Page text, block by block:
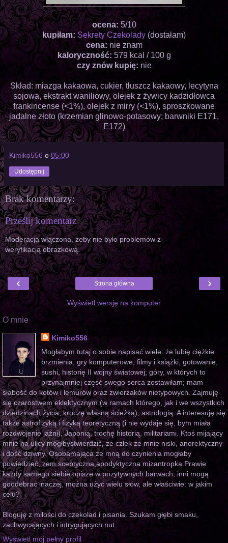
ocena: 5/10
kupiłam: Sekrety Czekolady (dostałam)
cena: nie znam
kaloryczność: 579 kcal / 100 g
czy znów kupię: nie
Skład: miazga kakaowa, cukier, tłuszcz kakaowy, lecytyna
sojowa, ekstrakt waniliowy, olejek z żywicy kadzidłowca
frankincense (<1%), olejek z mirry (<1%), sproszkowane
jadalne złoto (krzemian glinowo-potasowy; barwniki E171,
E172)
Kimiko556 o 05:00
Udostępnij
Brak komentarzy:
Prześlij komentarz
Moderacja włączona, żeby nie było problemów z
weryfikacją obrazkową.
‹ ›
Strona główna
Wyświetl wersję na komputer
O mnie
Kimiko556
Mogłabym tutaj o sobie napisać wiele: że lubię ciężkie
brzmienia, gry komputerowe, filmy i książki, gotowanie,
sushi, historię II wojny światowej; góry, w których to
przynajmniej część swego serca zostawiłam; mam
słabość do kotów i lemurów oraz zwierzaków nietypowych. Zajmuję
się czarostwem eklektycznym (w ramach którego, jak i we wszystkich
dziedzinach życia, kroczę własną ścieżką), astrologią. A interesuję się
także astrofizyką i fizyką teoretyczną (i nie wydaje się, bym miała
rozdwojenie jaźni), Japonią, trochę historią, militariami. Ktoś mijający
mnie na ulicy mógłbystwierdzić, że człek ze mnie niski, anorektyczny
i dość dziwny. Osobamająca ze mną do czynienia mogłaby
powiedzieć, żem sceptyczna,apodyktyczna mizantropka.Prawie
każdy samego siebie opisze w pozytywnych barwach, inni mogą
goodebrać inaczej, można użyć wielu słów, ale właściwie: w jakim
celu?
Bloguję z miłości do czekolad i pisania. Szukam głębi smaku,
zachwycających i intrygujących nut.
Wyświetl mój pełny profil